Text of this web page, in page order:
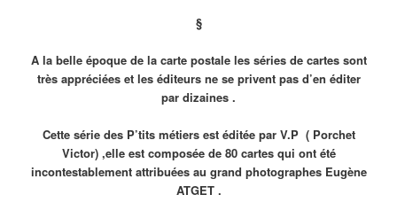
§
A la belle époque de la carte postale les séries de cartes sont
très appréciées et les éditeurs ne se privent pas d’en éditer
par dizaines .
Cette série des P’tits métiers est éditée par V.P ( Porchet
Victor) ,elle est composée de 80 cartes qui ont été
incontestablement attribuées au grand photographes Eugène
ATGET .